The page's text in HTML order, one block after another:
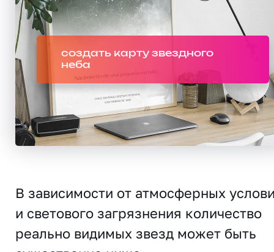
создать карту звездного
неба
В зависимости от атмосферных
и светового загрязнения количество
реально видимых звезд может быть